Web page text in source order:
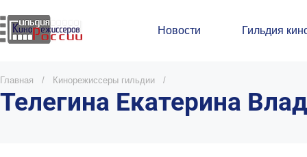
Новости Гильдия
Главная / Кинорежиссеры гильдии /
Телегина Екатерина